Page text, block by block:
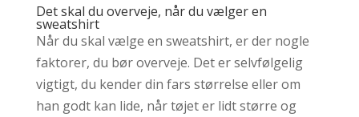
Det skal du overveje, når du vælger en
sweatshirt
Når du skal vælge en sweatshirt, er der nogle
faktorer, du bør overveje. Det er selvfølgelig
vigtigt, du kender din fars størrelse eller om
han godt kan lide, når tøjet er lidt større og